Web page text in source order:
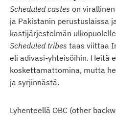
Scheduled castes on
ja Pakistanin perustuslaissa
kastijärjestelmän
Scheduled tribes taas viittaa
eli adivasi-yhteisöihin. Heitä
koskettamattomina, mutta
ja syrjinnästä.
Lyhenteellä OBC (other